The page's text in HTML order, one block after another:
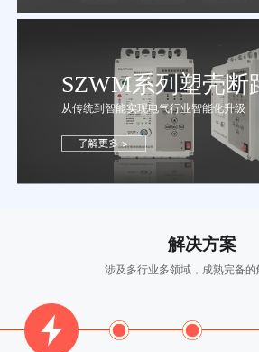
SZWM系列塑壳断
从传统到智能实现电气行业智能化升级
解决方案
涉及多行业多领域，成熟完备的